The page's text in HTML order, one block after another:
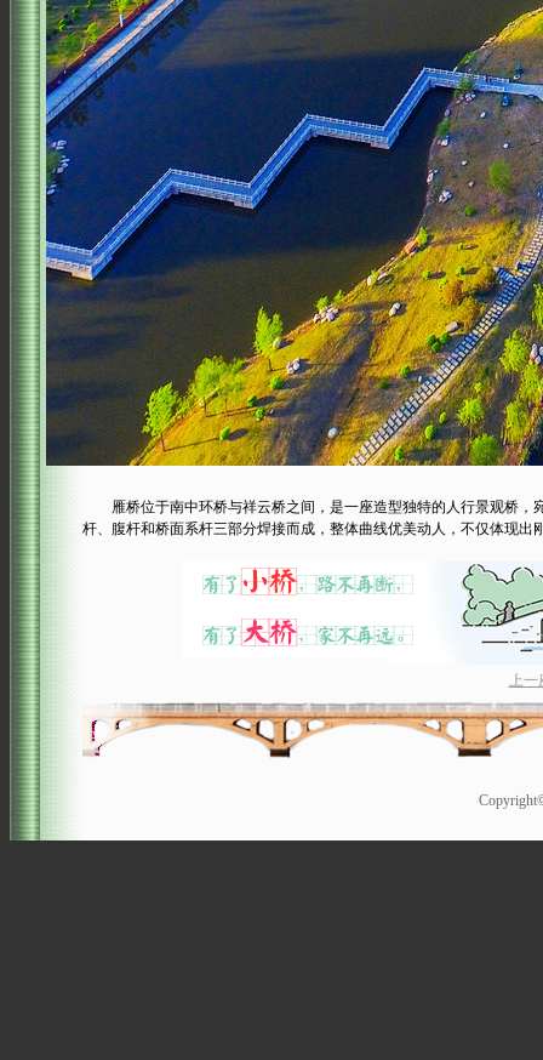
雁桥位于南中环桥与祥云桥之间，是一座造型独特的人行景观桥，
杆、腹杆和桥面系杆三部分焊接而成，整体曲线优美动人，不仅体现
上一